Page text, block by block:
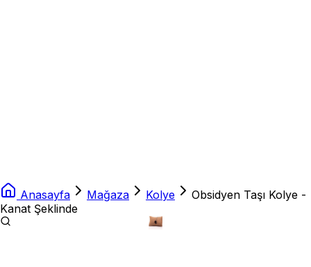
Anasayfa Mağaza Kolye
Obsidyen Taşı Kolye -
Kanat Şeklinde